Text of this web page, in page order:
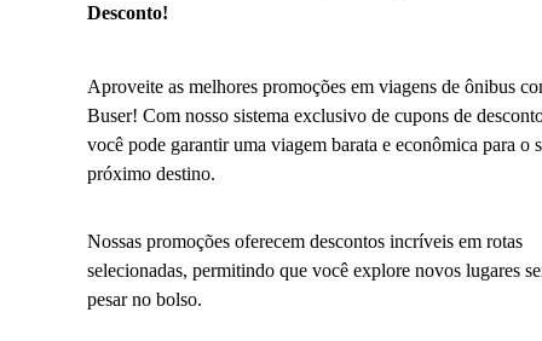
Desconto!
Aproveite as melhores promoções em viagens de ônibus
Buser! Com nosso sistema exclusivo de cupons de
você pode garantir uma viagem barata e econômica para o
próximo destino.
Nossas promoções oferecem descontos incríveis em rotas
selecionadas, permitindo que você explore novos lugares
pesar no bolso.